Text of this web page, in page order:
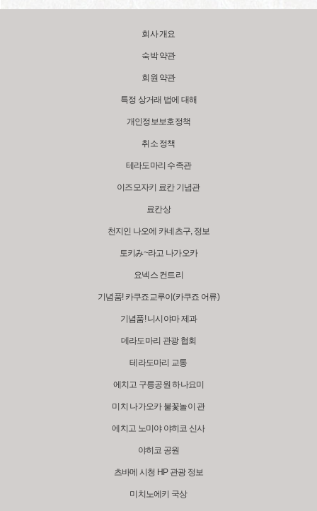
회사 개요
숙박 약관
회원 약관
특정 상거래 법에 대해
개인정보보호정책
취소 정책
테라도마리 수족관
이즈모자키 료칸 기념관
료칸상
천지인 나오에 카네츠구, 정보
토키み~라고 나가오카
요넥스 컨트리
기념품! 카쿠죠교루이(카쿠죠 어류)
기념품! 니시야마 제과
데라도마리 관광 협회
테라도마리 교통
에치고 구릉공원 하나요미
미치 나가오카 불꽃놀이 관
에치고 노미야 야히코 신사
야히코 공원
츠바메 시청 HP 관광 정보
미치노에키 국상